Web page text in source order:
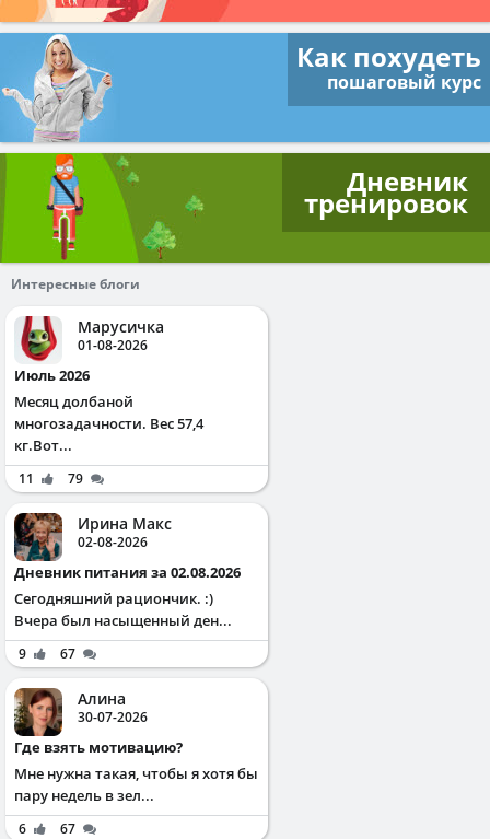
Как похудеть
пошаговый курс
Дневник
тренировок
Интересные блоги
Марусичка
01-08-2026
Июль 2026
Месяц долбаной
многозадачности. Вес 57,4
кг.Вот...
11 79
Ирина Макс
02-08-2026
Дневник питания за 02.08.2026
Сегодняшний рациончик. :)
Вчера был насыщенный ден...
9 67
Алина
30-07-2026
Где взять мотивацию?
Мне нужна такая, чтобы я хотя бы
пару недель в зел...
6
67